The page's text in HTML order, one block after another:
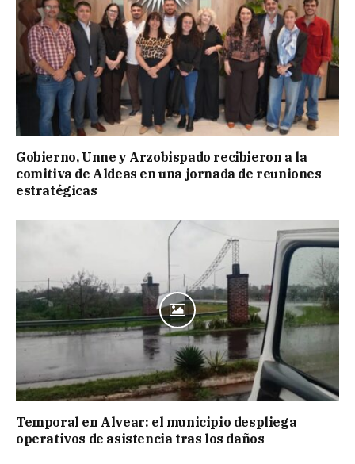
Gobierno, Unne y Arzobispado recibieron a la
comitiva de Aldeas en una jornada de reuniones
estratégicas
Temporal en Alvear: el municipio despliega
operativos de asistencia tras los daños